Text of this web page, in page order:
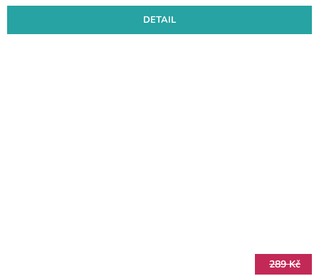
DETAIL
289 Kč